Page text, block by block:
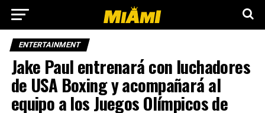
ENTERTAINMENT
Jake Paul entrenará con luchadores
de USA Boxing y acompañará al
equipo a los Juegos Olímpicos de